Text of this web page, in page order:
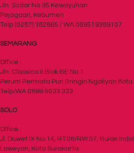
Jln. Sodor No 95 Kewayuhan
Pejagoan, Kebumen
Telp (0287) 382865 / WA 089519389107
SEMARANG
Office :
Jln. Classica II Blok BE No.1
Perum Permata Puri Bringin Ngaliyan
Telp/WA 0899 5033 333
SOLO
Office :
Jl. Duwet IX No.14, RT.06/RW.07, Bulak
Laweyan, Kota Surakarta